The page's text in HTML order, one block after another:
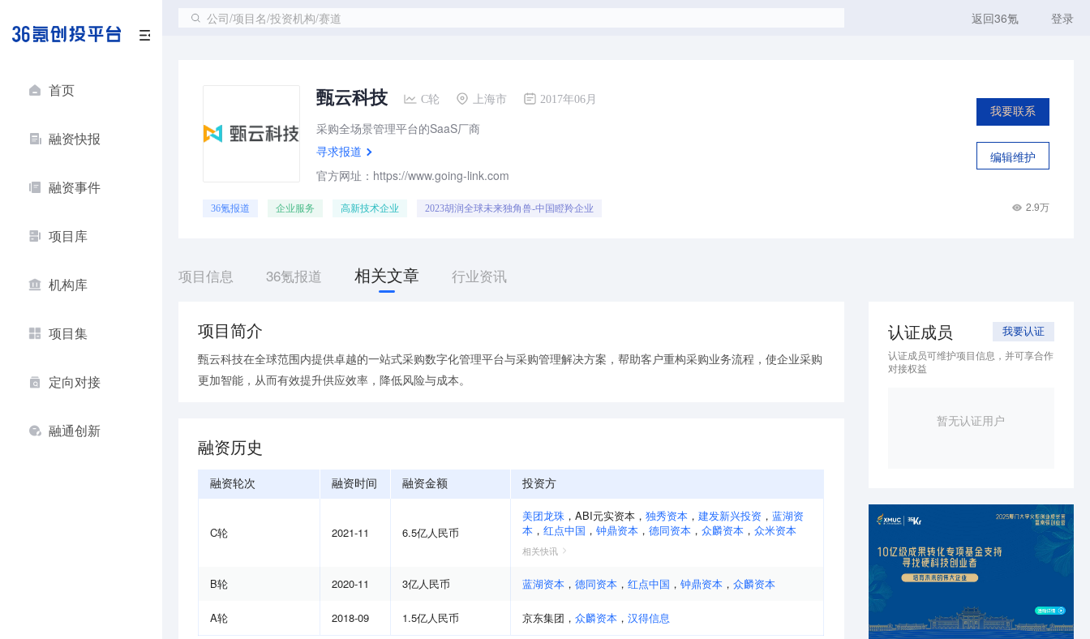
首页
融资快报
融资事件
项目库
机构库
项目集
定向对接
融通创新
公司/项目名/投资机构/赛道 返回36氪 登录
甄云科技 C轮 上海市 2017年06月
采购全场景管理平台的SaaS厂商
寻求报道
官方网址：https://www.going-link.com
我要联系
编辑维护
36氪报道 企业服务 高新技术企业 2023胡润全球未来独角兽-中国瞪羚企业 2.9万
项目信息 36氪报道 相关文章 行业资讯
项目简介
甄云科技在全球范围内提供卓越的一站式采购数字化管理平台与采购管理解决方案，帮助客户重构采购业务流程，使企业采购
更加智能，从而有效提升供应效率，降低风险与成本。
融资历史
融资轮次 融资时间 融资金额 投资方
C轮 2021-11 6.5亿人民币
美团龙珠 ， ABI元实资本 ， 独秀资本 ， 建发新兴投资 ， 蓝湖资
本 ， 红点中国 ， 钟鼎资本 ， 德同资本 ， 众麟资本 ， 众米资本
相关快讯
B轮 2020-11 3亿人民币 蓝湖资本 ， 德同资本 ， 红点中国 ， 钟鼎资本 ， 众麟资本
A轮 2018-09 1.5亿人民币 京东集团 ， 众麟资本 ， 汉得信息
认证成员 我要认证
认证成员可维护项目信息，并可享合作
对接权益
暂无认证用户